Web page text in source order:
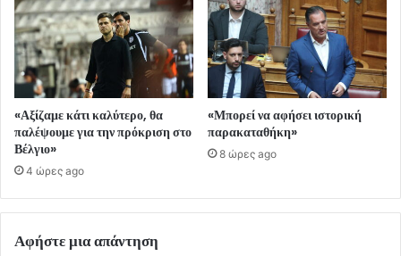
«Αξίζαμε κάτι καλύτερο, θα
παλέψουμε για την πρόκριση στο
Βέλγιο»
4 ώρες ago
«Μπορεί να αφήσει ιστορική
παρακαταθήκη»
8 ώρες ago
Αφήστε μια απάντηση